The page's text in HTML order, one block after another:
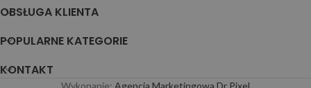
OBSŁUGA KLIENTA
POPULARNE KATEGORIE
KONTAKT